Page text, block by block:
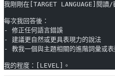
我剛剛在[TARGET LANGUAGE]閱
每次我回答後：
- 修正任何語言錯誤
- 建議更自然或更具表現力的說法
- 教我一個與主題相關的進階詞彙或表
我的程度：[LEVEL]。